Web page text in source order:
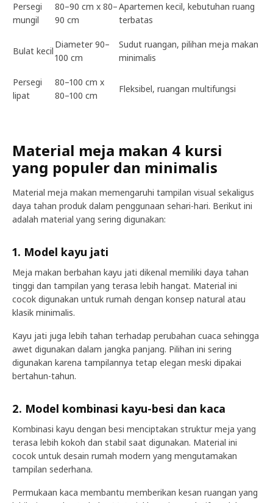
Persegi
mungil
80–90 cm x 80–
90 cm
Apartemen kecil, kebutuhan ruang
terbatas
Bulat kecil
Diameter 90–
100 cm
Sudut ruangan, pilihan meja makan
minimalis
Persegi
lipat
80–100 cm x
80–100 cm
Fleksibel, ruangan multifungsi
Material meja makan 4 kursi
yang populer dan minimalis
Material meja makan memengaruhi tampilan visual sekaligus
daya tahan produk dalam penggunaan sehari-hari. Berikut ini
adalah material yang sering digunakan:
1. Model kayu jati
Meja makan berbahan kayu jati dikenal memiliki daya tahan
tinggi dan tampilan yang terasa lebih hangat. Material ini
cocok digunakan untuk rumah dengan konsep natural atau
klasik minimalis.
Kayu jati juga lebih tahan terhadap perubahan cuaca sehingga
awet digunakan dalam jangka panjang. Pilihan ini sering
digunakan karena tampilannya tetap elegan meski dipakai
bertahun-tahun.
2. Model kombinasi kayu-besi dan kaca
Kombinasi kayu dengan besi menciptakan struktur meja yang
terasa lebih kokoh dan stabil saat digunakan. Material ini
cocok untuk desain rumah modern yang mengutamakan
tampilan sederhana.
Permukaan kaca membantu memberikan kesan ruangan yang